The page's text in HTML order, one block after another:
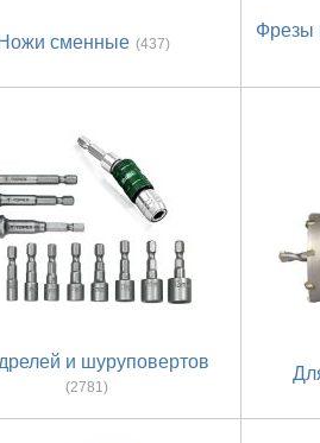
Ножи сменные (437)
Фрезы
и шуруповертов
(2781)